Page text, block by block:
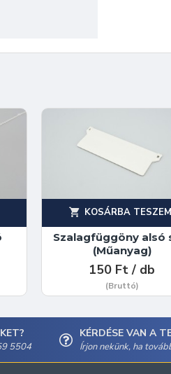
Szalagfüggöny alsó
(Műanyag)
150 Ft / db
(Bruttó)
KOSÁRBA TESZEM
5504
KÉRDÉSE VAN A
Írjon nekünk, ha